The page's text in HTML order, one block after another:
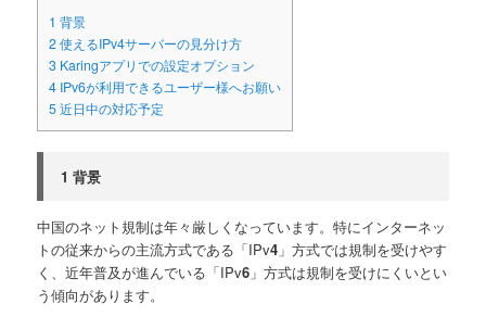
1 背景
2 使えるIPv4サーバーの見分け方
3 Karingアプリでの設定オプション
4 IPv6が利用できるユーザー様へお願い
5 近日中の対応予定
1 背景
中国のネット規制は年々厳しくなっています。特にインターネッ
トの従来からの主流方式である「IPv4 」方式では規制を受けやす
く、近年普及が進んでいる「IPv6 」方式は規制を受けにくいとい
う傾向があります。